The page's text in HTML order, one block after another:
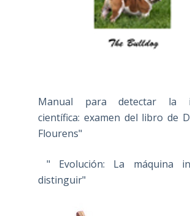
Manual para detectar la
científica: examen del libro de
Flourens"
" Evolución: La máquina
distinguir"